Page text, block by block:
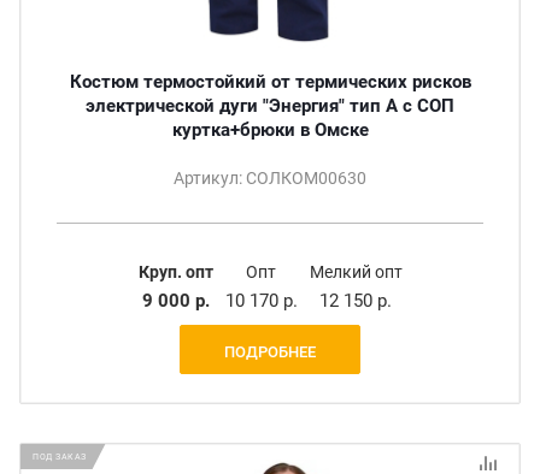
Костюм термостойкий от термических рисков
электрической дуги "Энергия" тип А с СОП
куртка+брюки в Омске
Артикул: СОЛКОМ00630
Круп. опт
9 000 р.
Опт
10 170 р.
Мелкий опт
12 150 р.
ПОДРОБНЕЕ
ПОД ЗАКАЗ